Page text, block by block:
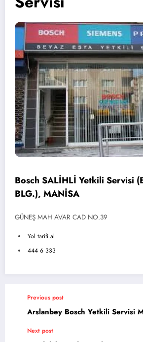
Bosch SALİHLİ Yetkili Servisi
BLG.), MANİSA
GÜNEŞ MAH AVAR CAD NO.39
Yol tarifi al
444 6 333
Previous post
Arslanbey Bosch Yetkili Servisi
Next post